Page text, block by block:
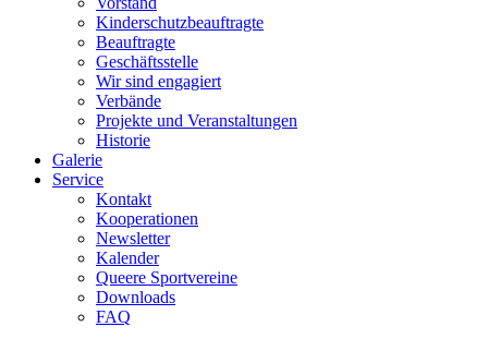
Kinderschutzbeauftragte
Beauftragte
Geschäftsstelle
Wir sind engagiert
Verbände
Projekte und Veranstaltungen
Historie
Galerie
Service
Kontakt
Kooperationen
Newsletter
Kalender
Queere Sportvereine
Downloads
FAQ